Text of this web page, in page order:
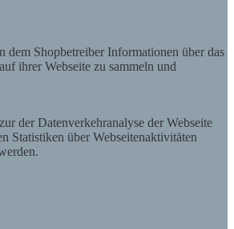
dem Shopbetreiber Informationen über das
ihrer Webseite zu sammeln und
der Datenverkehranalyse der Webseite
Statistiken über Webseitenaktivitäten